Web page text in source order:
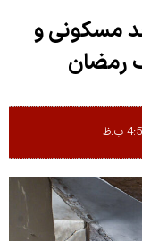
از ۵۳۰۰ واحد مسکونی و
رمضان
ب.ظ